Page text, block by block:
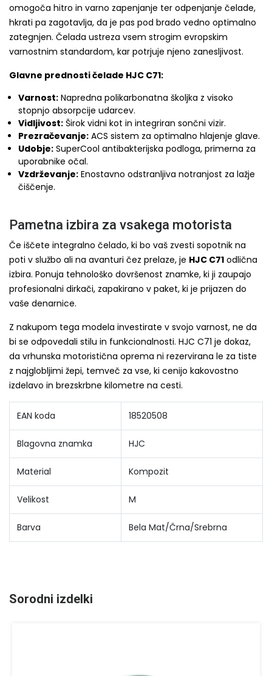
omogoča hitro in varno zapenjanje ter odpenjanje čelade,
hkrati pa zagotavlja, da je pas pod brado vedno optimalno
zategnjen. Čelada ustreza vsem strogim evropskim
varnostnim standardom, kar potrjuje njeno zanesljivost.
Glavne prednosti čelade HJC C71:
Varnost: Napredna polikarbonatna školjka z visoko
stopnjo absorpcije udarcev.
Vidljivost: Širok vidni kot in integriran sončni vizir.
Prezračevanje: ACS sistem za optimalno hlajenje glave.
Udobje: SuperCool antibakterijska podloga, primerna za
uporabnike očal.
Vzdrževanje: Enostavno odstranljiva notranjost za lažje
čiščenje.
Pametna izbira za vsakega motorista
Če iščete integralno čelado, ki bo vaš zvesti sopotnik na
poti v službo ali na avanturi čez prelaze, je HJC C71 odlična
izbira. Ponuja tehnološko dovršenost znamke, ki ji zaupajo
profesionalni dirkači, zapakirano v paket, ki je prijazen do
vaše denarnice.
Z nakupom tega modela investirate v svojo varnost, ne da
bi se odpovedali stilu in funkcionalnosti. HJC C71 je dokaz,
da vrhunska motoristična oprema ni rezervirana le za tiste
z najglobljimi žepi, temveč za vse, ki cenijo kakovostno
izdelavo in brezskrbne kilometre na cesti.
EAN koda 18520508
Blagovna znamka HJC
Material Kompozit
Velikost M
Barva Bela Mat/Črna/Srebrna
Sorodni izdelki